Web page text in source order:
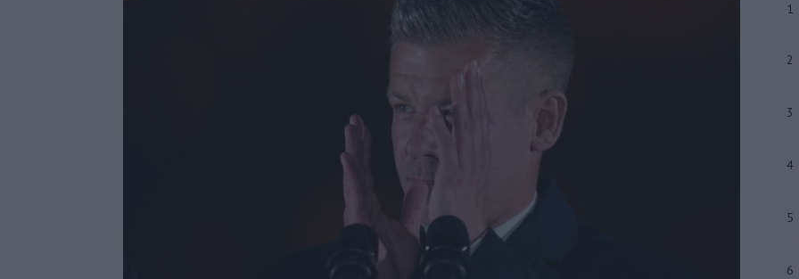
1
2
3
4
5
6